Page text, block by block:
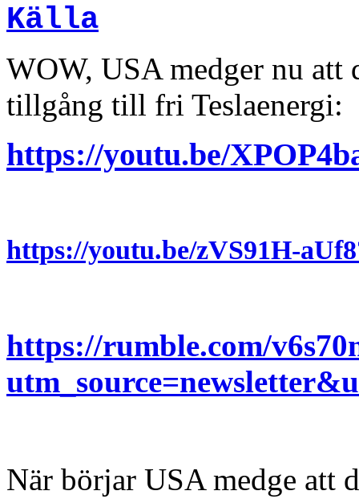
Källa
WOW, USA medger nu att
tillgång till fri Teslaenergi:
https://youtu.be/
https://youtu.be/zVS91H-
https://rumble.com/
När börjar USA medge att